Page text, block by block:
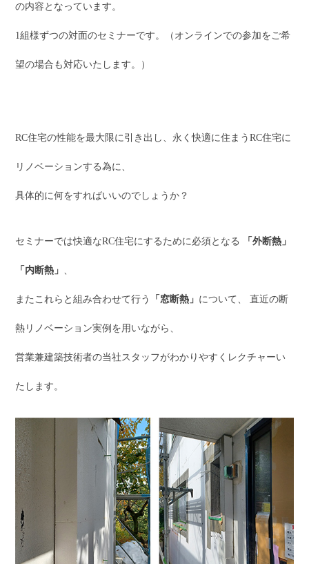
の内容となっています。
1組様ずつの対面のセミナーです。（オンラインでの参加をご希
望の場合も対応いたします。）
RC住宅の性能を最大限に引き出し、永く快適に住まうRC住宅に
リノベーションする為に、
具体的に何をすればいいのでしょうか？
セミナーでは快適なRC住宅にするために必須となる 「外断熱」
「内断熱」
またこれらと組み合わせて行う 「窓断熱」 について、 直近の断
熱リノベーション実例を用いながら、
営業兼建築技術者の当社スタッフがわかりやすくレクチャーい
たします。